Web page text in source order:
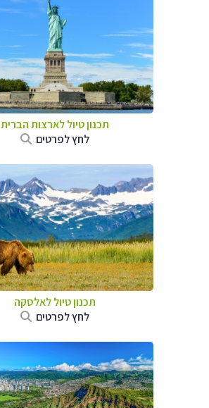
תכנון טיול לארצות הברית
לחץ לפרטים
תכנון טיול לאלסקה
לחץ לפרטים